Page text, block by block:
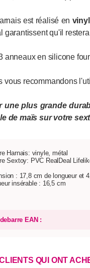
est réalisé en
garantissent qu'il
anneaux en silicone
vous recommandons
une plus grande
de maïs sur votre
Harnais: vinyle, métal
Sextoy: PVC RealDeal
: 17,8 cm de longueur et
insérable : 16,5 cm
EAN :
QUI ONT